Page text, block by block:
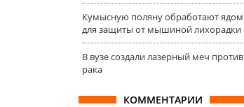
Кумысную поляну обработают ядом
для защиты от мышиной лихорадки
В вузе создали лазерный меч против
рака
КОММЕНТАРИИ